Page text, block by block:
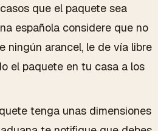
que el paquete sea
española considere que no
ningún arancel, le de vía libre
el paquete en tu casa a los
tenga unas dimensiones